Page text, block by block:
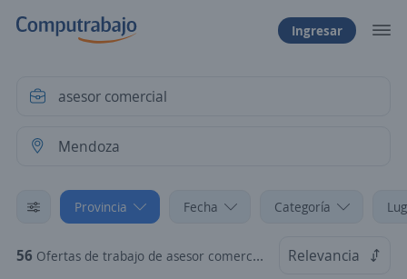
Ingresar
Provincia Fecha Categoría
56 Ofertas de trabajo de asesor comercial en Mendoza, Mendoza Relevancia